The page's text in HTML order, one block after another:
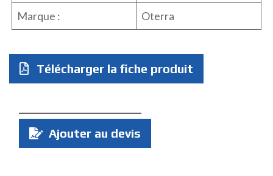
Marque :
Oterra
Télécharger la fiche produit
Quantité
Ajouter au devis